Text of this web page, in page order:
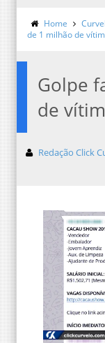
Home
de 1 milhão de
Golpe
de
Redação Click